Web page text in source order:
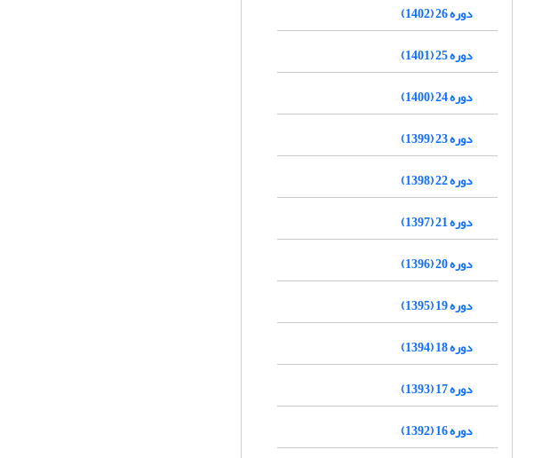
دوره 26 (1402)
دوره 25 (1401)
دوره 24 (1400)
دوره 23 (1399)
دوره 22 (1398)
دوره 21 (1397)
دوره 20 (1396)
دوره 19 (1395)
دوره 18 (1394)
دوره 17 (1393)
دوره 16 (1392)